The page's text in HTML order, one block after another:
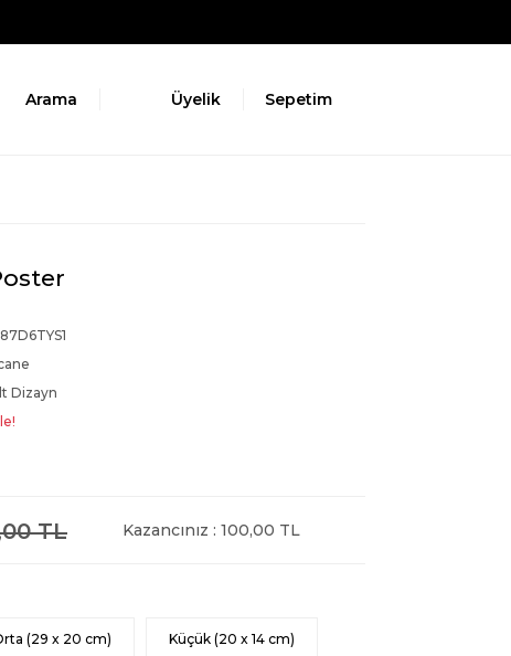
Arama Üyelik Sepetim
Dizayn
TL Kazancınız : 100,00 TL
(29 x 20 cm) Küçük (20 x 14 cm)